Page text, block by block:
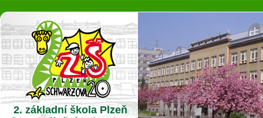
2. základní škola Plzeň